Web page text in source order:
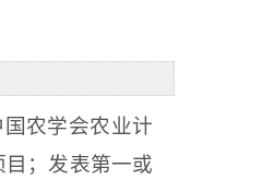
农学会农业计
目；发表第一或